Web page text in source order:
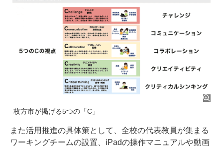
枚方市が掲げる5つの「C」
また活用推進の具体策として、全校の代表教員が集まる
ワーキングチームの設置、iPadの操作マニュアルや動画